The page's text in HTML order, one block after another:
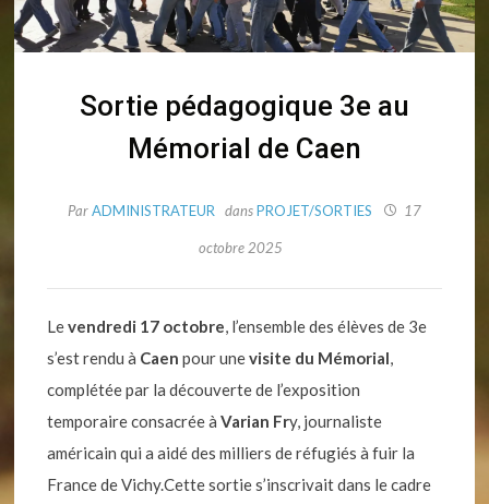
Sortie pédagogique 3e au
Mémorial de Caen
ParADMINISTRATEUR dansPROJET/SORTIES 17
octobre 2025
Levendredi 17 octobre, l’ensemble des élèves de 3e
s’est rendu à Caen pour unevisite du Mémorial,
complétée par la découverte de l’exposition
temporaire consacrée àVarian Fry, journaliste
américain qui a aidé des milliers de réfugiés à fuir la
France de Vichy.Cette sortie s’inscrivait dans le cadre